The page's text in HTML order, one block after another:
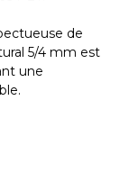
de
5/4 mm est
une